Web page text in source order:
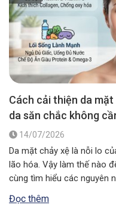
Cách cải thiện da
da săn chắc không
14/07/2026
Da mặt chảy xệ là nỗi lo
lão hóa. Vậy làm thế nào
cùng tìm hiểu các nguyên
Đọc thêm